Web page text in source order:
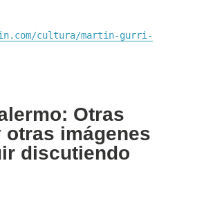
cultura/martin-gurri-
Otras
otras imágenes
discutiendo